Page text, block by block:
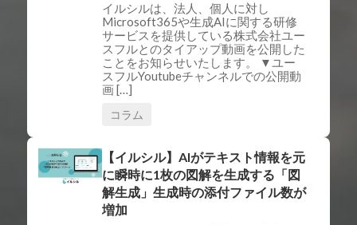
イルシルは、法人、個人に対し
Microsoft365や生成AIに関する研修
サービスを提供している株式会社ユー
スフルとのタイアップ動画を公開した
ことをお知らせいたします。 ▼ユー
スフルYoutubeチャンネルでの公開動
画 […]
コラム
【イルシル】AIがテキスト情報を元
に瞬時に1枚の図解を生成する「図
解生成」生成時の添付ファイル数が
増加